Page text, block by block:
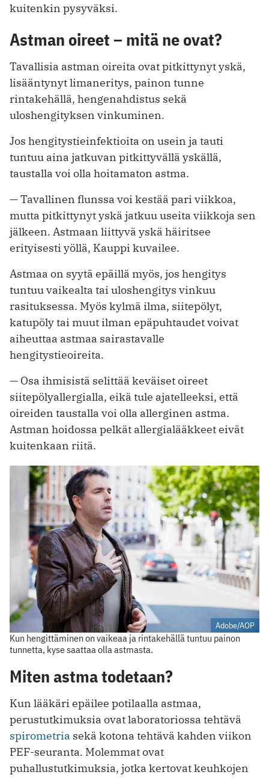
kuitenkin pysyväksi.
Astman oireet – mitä ne ovat?
Tavallisia astman oireita ovat pitkittynyt yskä,
lisääntynyt limaneritys, painon tunne
rintakehällä, hengenahdistus sekä
uloshengityksen vinkuminen.
Jos hengitystieinfektioita on usein ja tauti
tuntuu aina jatkuvan pitkittyvällä yskällä,
taustalla voi olla hoitamaton astma.
— Tavallinen flunssa voi kestää pari viikkoa,
mutta pitkittynyt yskä jatkuu useita viikkoja sen
jälkeen. Astmaan liittyvä yskä häiritsee
erityisesti yöllä, Kauppi kuvailee.
Astmaa on syytä epäillä myös, jos hengitys
tuntuu vaikealta tai uloshengitys vinkuu
rasituksessa. Myös kylmä ilma, siitepölyt,
katupöly tai muut ilman epäpuhtaudet voivat
aiheuttaa astmaa sairastavalle
hengitystieoireita.
— Osa ihmisistä selittää keväiset oireet
siitepölyallergialla, eikä tule ajatelleeksi, että
oireiden taustalla voi olla allerginen astma.
Astman hoidossa pelkät allergialääkkeet eivät
kuitenkaan riitä.
Adobe/AOP
Kun hengittäminen on vaikeaa ja rintakehällä tuntuu painon
tunnetta, kyse saattaa olla astmasta.
Miten astma todetaan?
Kun lääkäri epäilee potilaalla astmaa,
perustutkimuksia ovat laboratoriossa tehtävä
spirometria sekä kotona tehtävä kahden viikon
PEF-seuranta. Molemmat ovat
puhallustutkimuksia, jotka kertovat keuhkojen